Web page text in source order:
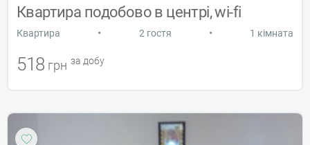
Квартира подобово в центрі, wi-fi
Квартира • 2 гостя • 1 кімната
518 грн за добу